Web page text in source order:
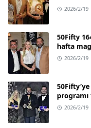
2026/2/19
50Fifty
hafta
2026/2/19
programı
2026/2/19